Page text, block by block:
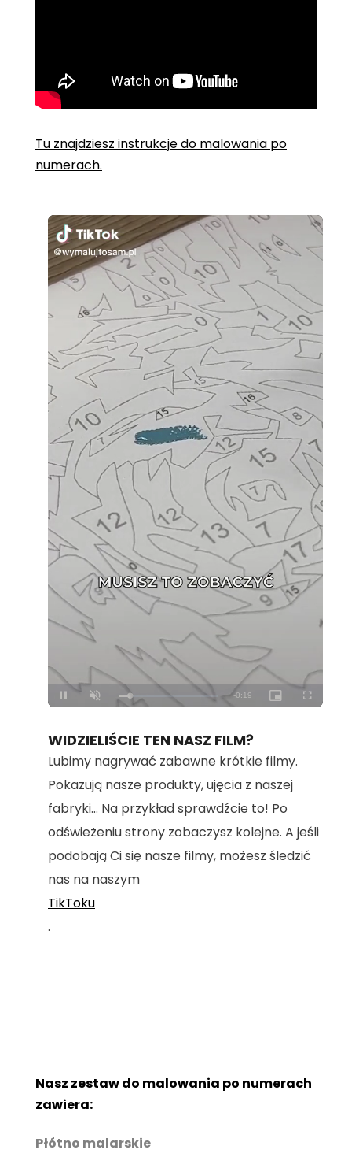
Tu znajdziesz instrukcje do malowania po
numerach.
Unmute Loaded
100.00%
WIDZIELIŚCIE TEN NASZ FILM?
Lubimy nagrywać zabawne krótkie filmy.
Pokazują nasze produkty, ujęcia z naszej
fabryki... Na przykład sprawdźcie to! Po
odświeżeniu strony zobaczysz kolejne. A jeśli
podobają Ci się nasze filmy, możesz śledzić
nas na naszym
TikToku
.
Nasz zestaw do malowania po numerach
zawiera:
Płótno malarskie